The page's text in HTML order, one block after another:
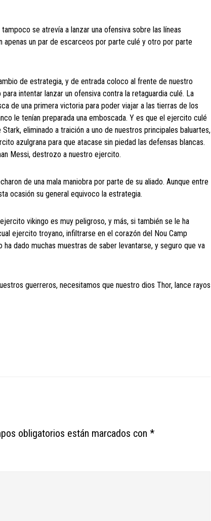
se atrevía a lanzar una ofensiva sobre las líneas
apenas un par de escarceos por parte culé y otro por parte
de estrategia, y de entrada coloco al frente de nuestro
intentar lanzar un ofensiva contra la retaguardia culé. La
de una primera victoria para poder viajar a las tierras de los
le tenían preparada una emboscada. Y es que el ejercito culé
eliminado a traición a uno de nuestros principales baluartes,
azulgrana para que atacase sin piedad las defensas blancas.
Messi, destrozo a nuestro ejercito.
de una mala maniobra por parte de su aliado. Aunque entre
ocasión su general equivoco la estrategia.
vikingo es muy peligroso, y más, si también se le ha
ejercito troyano, infiltrarse en el corazón del Nou Camp
dado muchas muestras de saber levantarse, y seguro que va
guerreros, necesitamos que nuestro dios Thor, lance rayos
obligatorios están marcados con *